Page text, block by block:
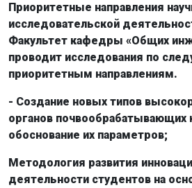
Приоритетные направления
исследовательской
Факультет кафедры «Общих
проводит исследования по
приоритетным направлениям.
- Создание новых типов
органов почвообрабатывающих
обоснование их параметров;
Методология развития
деятельности студентов на